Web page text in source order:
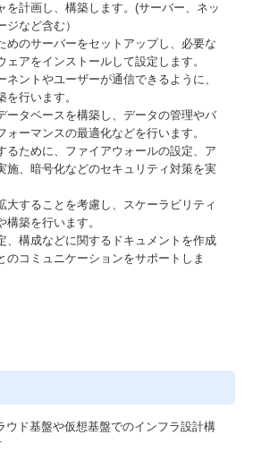
を計画し、構築します。(サーバー、ネッ
ジなど含む）
めのサーバーをセットアップし、必要な
ェアをインストールして設定します。
ネントやユーザーが通信できるように、
行います。
ータベースを構築し、データの管理やバ
ォーマンスの最適化などを行います。
るために、ファイアウォールの設定、ア
施、暗号化などのセキュリティ対策を実
大することを考慮し、スケーラビリティ
築を行います。
、構成などに関するドキュメントを作成
のコミュニケーションをサポートしま
ウド基盤や仮想基盤でのインフラ設計構